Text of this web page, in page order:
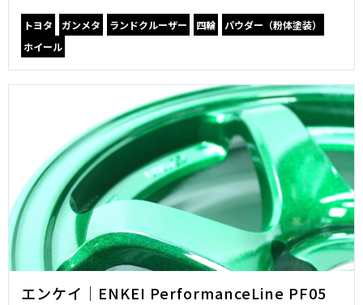
トヨタ ガンメタ ランドクルーザー 四輪
パウダー（粉体塗装）
ホイール
エンケイ｜ENKEI PerformanceLine PF05